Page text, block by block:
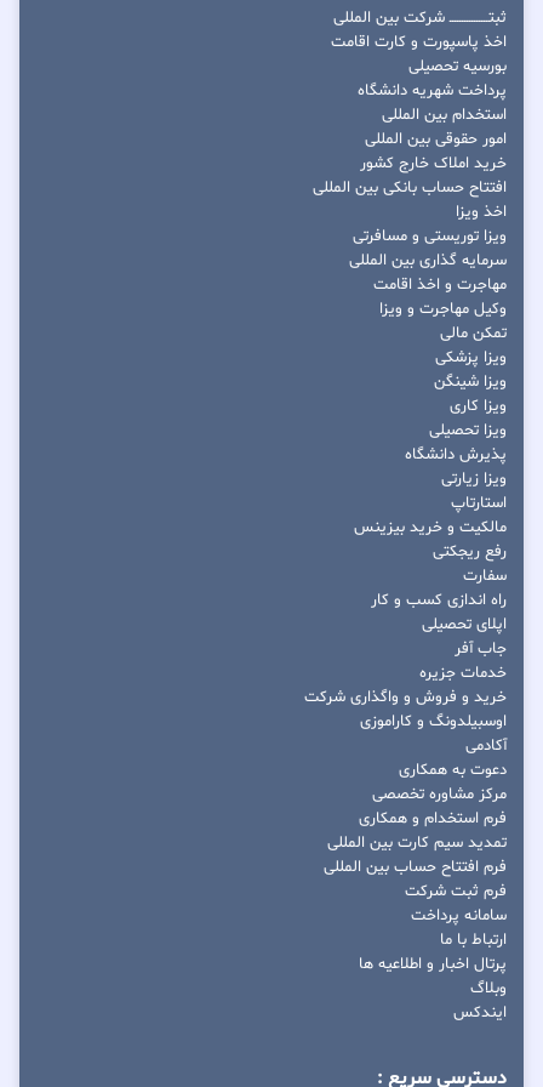
ثبتــــــــــــــــ شرکت بین المللی
اخذ پاسپورت و کارت اقامت
بورسیه تحصیلی
پرداخت شهریه دانشگاه
استخدام بین المللی
امور حقوقی بین المللی
خرید املاک خارج کشور
افتتاح حساب بانکی بین المللی
اخذ ویزا
ویزا توریستی و مسافرتی
سرمایه گذاری بین المللی
مهاجرت و اخذ اقامت
وکیل مهاجرت و ویزا
تمکن مالی
ویزا پزشکی
ویزا شینگن
ویزا کاری
ویزا تحصیلی
پذیرش دانشگاه
ویزا زیارتی
استارتاپ
مالکیت و خرید بیزینس
رفع ریجکتی
سفارت
راه اندازی کسب و کار
اپلای تحصیلی
جاب آفر
خدمات جزیره
خرید و فروش و واگذاری شرکت
اوسبیلدونگ و کاراموزی
آکادمی
دعوت به همکاری
مرکز مشاوره تخصصی
فرم استخدام و همکاری
تمدید سیم کارت بین المللی
فرم افتتاح حساب بین المللی
فرم ثبت شرکت
سامانه پرداخت
ارتباط با ما
پرتال اخبار و اطلاعیه ها
وبلاگ
ایندکس
دسترسی سریع :